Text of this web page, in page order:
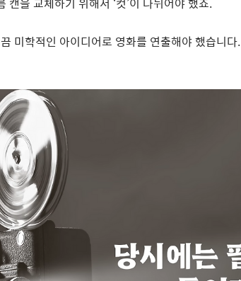
미학적인 아이디어로 영화를 연출해야 했습니다.